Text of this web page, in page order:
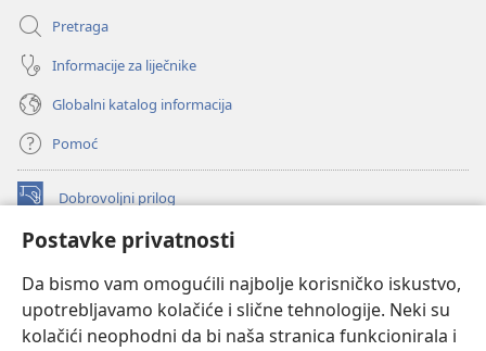
Postavke privatnosti
Da bismo vam omogućili najbolje korisničko iskustvo,
upotrebljavamo kolačiće i slične tehnologije. Neki su
kolačići neophodni da bi naša stranica funkcionirala i
Pretraga
Informacije za liječnike
Globalni katalog informacija
Pomoć
Dobrovoljni prilog
(otvara
se
novi
INTERNETSKA BIBLIOTEKA Watchtower
se
novi
prozor)
JW Hub
(otvara
se